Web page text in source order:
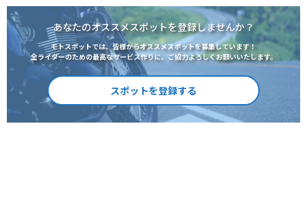
あなたのオススメスポットを登録しませんか？
モトスポットでは、皆様からオススメスポットを募集しています！
全ライダーのための最高なサービス作りに、ご協力よろしくお願いいたします。
スポットを登録する